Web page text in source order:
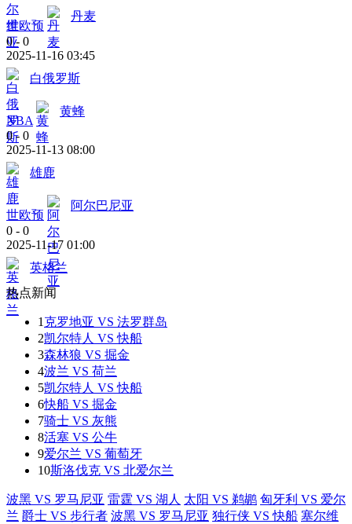
世欧预
丹麦
0 - 0
2025-11-16 03:45
白俄罗斯
NBA
黄蜂
0 - 0
2025-11-13 08:00
雄鹿
世欧预
阿尔巴尼亚
0 - 0
2025-11-17 01:00
英格兰
热点新闻
1 克罗地亚 VS 法罗群岛
2凯尔特人 VS 快船
3森林狼 VS 掘金
4波兰 VS 荷兰
5凯尔特人 VS 快船
6快船 VS 掘金
7骑士 VS 灰熊
8活塞 VS 公牛
9爱尔兰 VS 葡萄牙
10斯洛伐克 VS 北爱尔兰
波黑 VS 罗马尼亚 雷霆 VS 湖人 太阳 VS 鹈鹕 匈牙利 VS 爱尔
兰 爵士 VS 步行者 波黑 VS 罗马尼亚 独行侠 VS 快船 塞尔维